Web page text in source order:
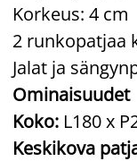
Korkeus: 4 cm
2 runkopatjaa
Jalat ja
Ominaisuudet
Koko: L180 x
Keskikova